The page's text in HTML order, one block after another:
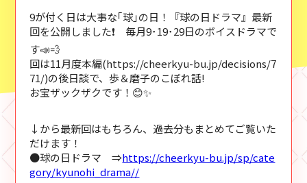
9が付く日は大事な｢球｣の日！『球の日ドラマ』最新
回を公開しました❗ 毎月9･19･29日のボイスドラマで
す📣💨
回は11月度本編(https://cheerkyu-bu.jp/decisions/7
71/)の後日談で、歩＆磨子のこぼれ話!
お宝ザックザクです！😊✨
↓から最新回はもちろん、過去分もまとめてご覧いた
だけます！
●球の日ドラマ ⇒https://cheerkyu-bu.jp/sp/cate
gory/kyunohi_drama//